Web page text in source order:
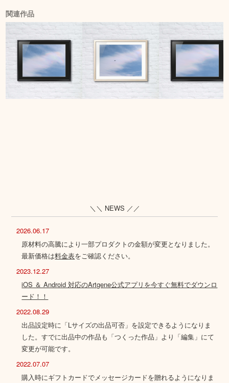
関連作品
＼＼ NEWS ／／
2026.06.17
原材料の高騰により一部プロダクトの金額が変更となりました。
最新価格は料金表をご確認ください。
2023.12.27
iOS ＆ Android 対応のArtgene公式アプリを今すぐ無料でダウンロ
ード！！
2022.08.29
出品設定時に「Lサイズの出品可否」を設定できるようになりま
した。すでに出品中の作品も「つくった作品」より「編集」にて
変更が可能です。
2022.07.07
購入時にギフトカードでメッセージカードを贈れるようになりま